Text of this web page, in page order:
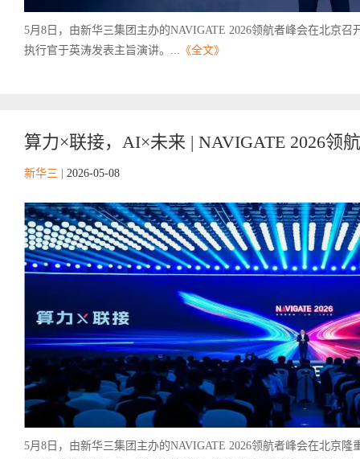
5月8日，由新华三集团主办的NAVIGATE 2026领航者峰会在北京
执行官于英涛发表主旨演讲。... 《全文》
算力×联接，AI×未来 | NAVIGATE 2026领
新华三 2026-05-08
5月8日，由新华三集团主办的NAVIGATE 2026领航者峰会在北京